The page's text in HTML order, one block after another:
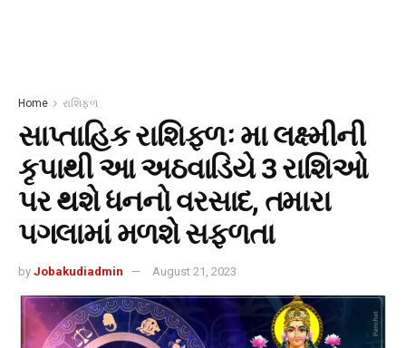
Home રાશિફળ
સાપ્તાહિક રાશિફળઃ મા લક્ષ્મીની
કૃપાથી આ અઠવાડિયે 3 રાશિઓ
પર થશે ધનનો વરસાદ, તમારા
પગલામાં મળશે સફળતા
by Jobakudiadmin August 21, 2023